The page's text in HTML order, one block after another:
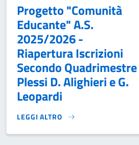
Progetto "Comunità
Educante" A.S.
2025/2026 -
Riapertura Iscrizioni
Secondo Quadrimestre
Plessi D. Alighieri e G.
Leopardi
LEGGI ALTRO
PROGETTO "COMUNITÀ